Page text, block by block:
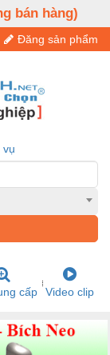
bán hàng)
Đăng sản phẩm
vụ
cấp Video clip